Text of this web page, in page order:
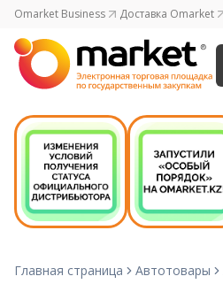
Omarket Business Доставка Omarket
Главная страница Автотовары